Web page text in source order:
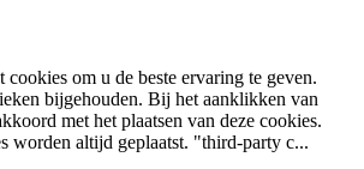
om u de beste ervaring te geven.
bijgehouden. Bij het aanklikken van
met het plaatsen van deze cookies.
worden altijd geplaatst. "third-party c...